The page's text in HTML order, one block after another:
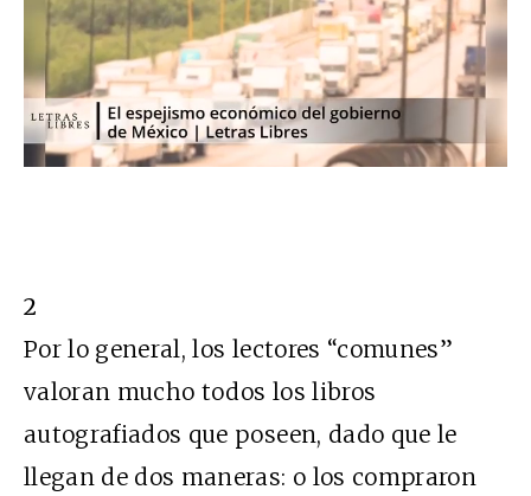
2
Por lo general, los lectores “comunes”
valoran mucho todos los libros
autografiados que poseen, dado que le
llegan de dos maneras: o los compraron